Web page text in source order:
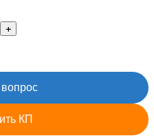
КП